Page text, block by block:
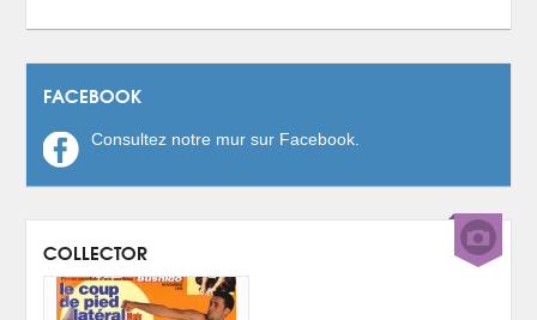
FACEBOOK
Consultez notre mur sur Facebook.
COLLECTOR